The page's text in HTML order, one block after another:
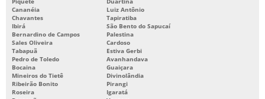
Cananéia
Luiz Antônio
Chavantes
Tapiratiba
Ibirá
São Bento do Sapucaí
Bernardino de Campos
Palestina
Sales Oliveira
Cardoso
Tabapuã
Estiva Gerbi
Pedro de Toledo
Avanhandava
Bocaina
Guaiçara
Mineiros do Tietê
Divinolândia
Ribeirão Bonito
Pirangi
Roseira
Igaratá